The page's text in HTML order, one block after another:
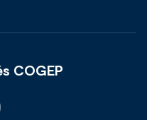
COGEP